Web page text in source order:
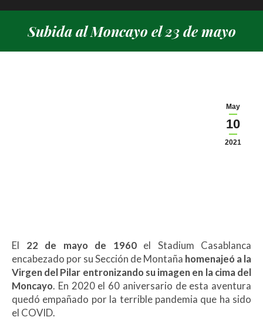
Subida al Moncayo el 23 de mayo
May
10
2021
El 22 de mayo de 1960el Stadium Casablanca
encabezado por su Sección de Montaña homenajeó a la
Virgen del Pilar entronizando su imagen en la cima del
Moncayo. En 2020 el 60 aniversario de esta aventura
quedó empañado por la terrible pandemia que ha sido
el COVID.